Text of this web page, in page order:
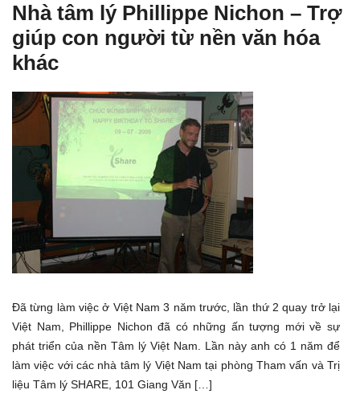
Nhà tâm lý Phillippe Nichon – Trợ
giúp con người từ nền văn hóa
khác
Đã từng làm việc ở Việt Nam 3 năm trước, lần thứ 2 quay trở lại
Việt Nam, Phillippe Nichon đã có những ấn tượng mới về sự
phát triển của nền Tâm lý Việt Nam. Lần này anh có 1 năm để
làm việc với các nhà tâm lý Việt Nam tại phòng Tham vấn và Trị
liệu Tâm lý SHARE, 101 Giang Văn […]